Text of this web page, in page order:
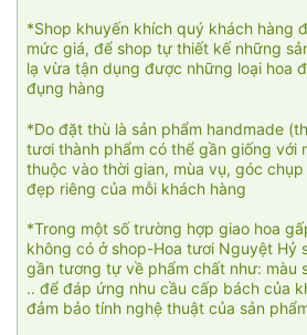
*Shop khuyến khích quý khách hàng
mức giá, để shop tự thiết kế những
lạ vừa tận dụng được những loại hoa
đụng hàng
*Do đặt thù là sản phẩm handmade
tươi thành phẩm có thể gần giống với
thuộc vào thời gian, mùa vụ, góc
đẹp riêng của mỗi khách hàng
*Trong một số trường hợp giao hoa
không có ở shop-Hoa tươi Nguyệt Hỷ
gần tương tự về phẩm chất như: màu
.. để đáp ứng nhu cầu cấp bách của
đảm bảo tính nghệ thuật của sản